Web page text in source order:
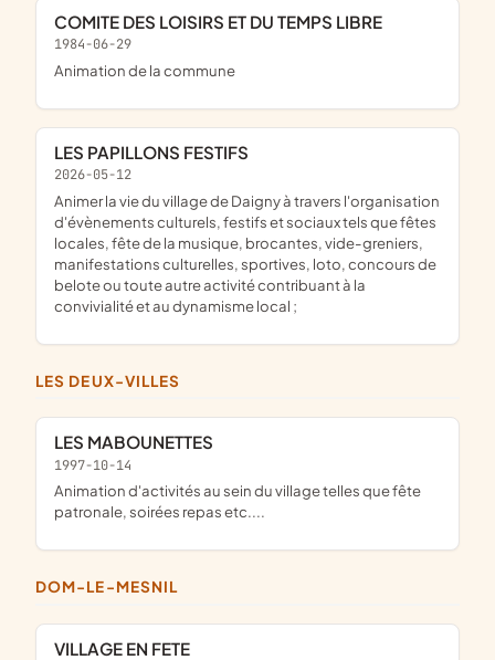
COMITE DES LOISIRS ET DU TEMPS LIBRE
1984-06-29
animation de la commune
LES PAPILLONS FESTIFS
2026-05-12
animer la vie du village de Daigny à travers l'organisation
d'évènements culturels, festifs et sociaux tels que fêtes
locales, fête de la musique, brocantes, vide-greniers,
manifestations culturelles, sportives, loto, concours de
belote ou toute autre activité contribuant à la
convivialité et au dynamisme local ;
LES DEUX-VILLES
LES MABOUNETTES
1997-10-14
Animation d'activités au sein du village telles que fête
patronale, soirées repas etc....
DOM-LE-MESNIL
VILLAGE EN FETE